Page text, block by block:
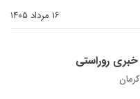
۱۶ مرداد ۱۴۰۵
روراستی